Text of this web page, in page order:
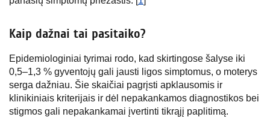
Kaip dažnai tai pasitaiko?
Epidemiologiniai tyrimai rodo, kad skirtingose šalyse iki
0,5–1,3 % gyventojų gali jausti ligos simptomus, o moterys
serga dažniau. Šie skaičiai pagrįsti apklausomis ir
klinikiniais kriterijais ir dėl nepakankamos diagnostikos bei
stigmos gali nepakankamai įvertinti tikrąjį paplitimą.